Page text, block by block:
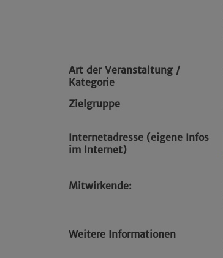
Art der Veranstaltung /
Kategorie
Zielgruppe
Internetadresse (eigene Infos
im Internet)
Mitwirkende:
Weitere Informationen